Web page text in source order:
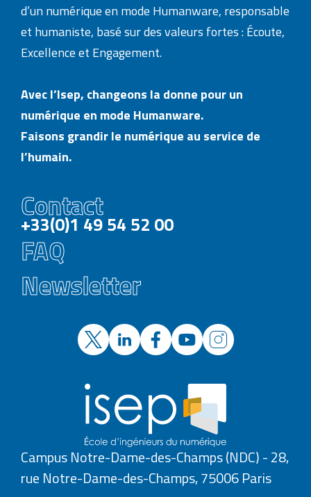
d’un numérique en mode Humanware, responsable
et humaniste, basé sur des valeurs fortes : Écoute,
Excellence et Engagement.
Avec l’Isep, changeons la donne pour un
numérique en mode Humanware.
Faisons grandir le numérique au service de
l’humain.
Contact
+33(0)1 49 54 52 00
FAQ
Newsletter
Campus Notre-Dame-des-Champs (NDC) - 28,
rue Notre-Dame-des-Champs, 75006 Paris